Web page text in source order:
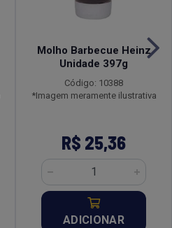
Molho Barbecue Heinz
Unidade 397g
Código: 10388
*Imagem meramente ilustrativa
R$ 25,36
ADICIONAR